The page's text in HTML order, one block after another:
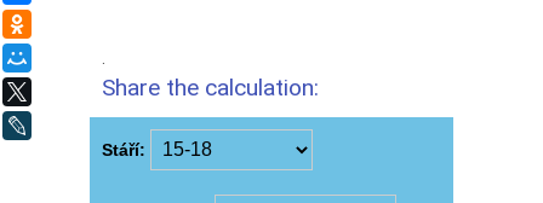
Share the calculation:
Stáří: